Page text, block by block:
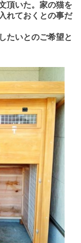
頂いた。家の猫を
れておくとの事だ
たいとのご希望と